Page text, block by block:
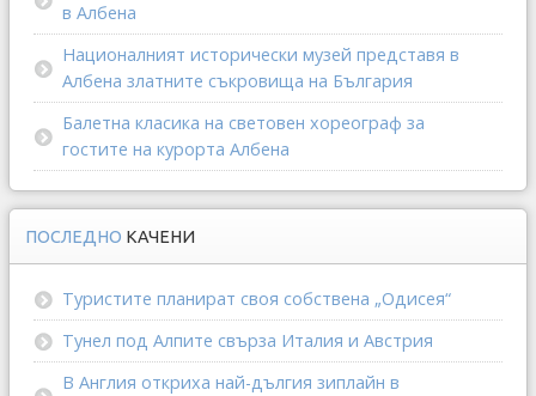
в Албена
Националният исторически музей представя в
Албена златните съкровища на България
Балетна класика на световен хореограф за
гостите на курорта Албена
ПОСЛЕДНО КАЧЕНИ
Туристите планират своя собствена „Одисея“
Тунел под Алпите свърза Италия и Австрия
В Англия откриха най-дългия зиплайн в